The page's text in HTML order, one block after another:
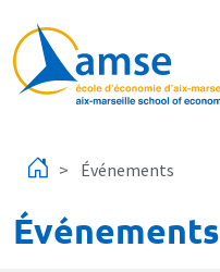
Événements
Événements